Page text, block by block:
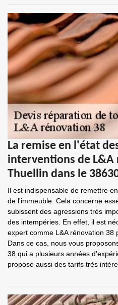
La remise en l'état
interventions de L&A
Thuellin dans le
Il est indispensable de remettre
de l'immeuble. Cela concerne
subissent des agressions très
des intempéries. En effet, il est
expert comme L&A rénovation 38
Dans ce cas, nous vous
38 qui a plusieurs années
propose aussi des tarifs très